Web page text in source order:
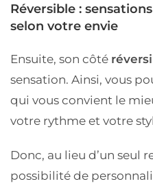
Réversible :
selon votre envie
Ensuite, son côté
sensation. Ainsi, vous
qui vous convient le
votre rythme et votre
Donc, au lieu d’un seul
possibilité de